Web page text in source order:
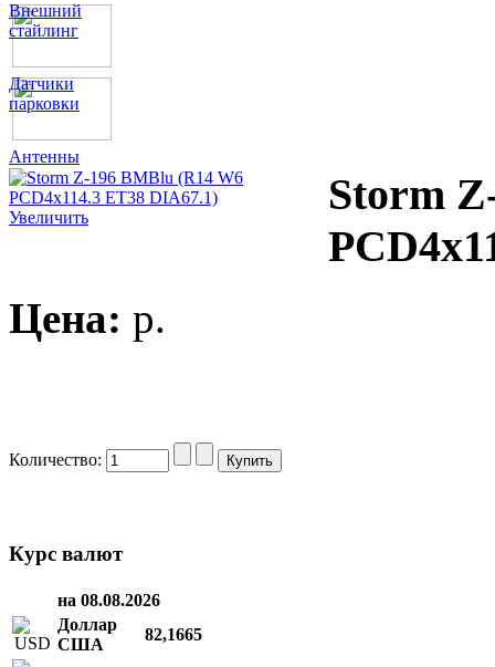
Внешний
стайлинг
Датчики
парковки
Антенны
Увеличить
Storm
Цена: p.
Количество:
Курс валют
на 08.08.2026
Доллар
США
82,1665